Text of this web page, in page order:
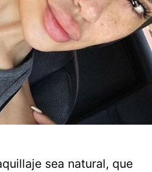
sea natural, que